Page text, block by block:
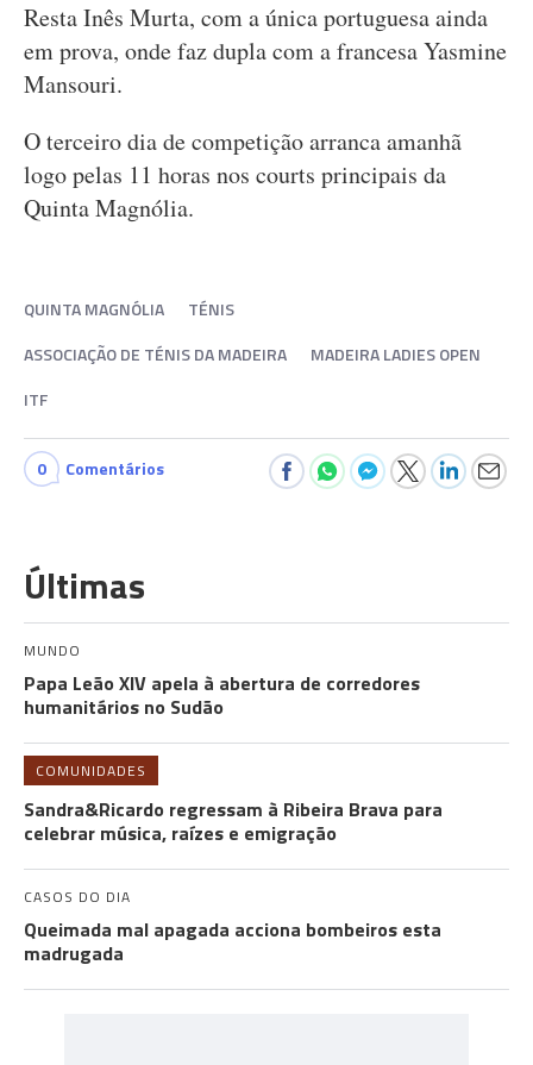
Resta Inês Murta, com a única portuguesa ainda
em prova, onde faz dupla com a francesa Yasmine
Mansouri.
O terceiro dia de competição arranca amanhã
logo pelas 11 horas nos courts principais da
Quinta Magnólia.
QUINTA MAGNÓLIA
TÉNIS
ASSOCIAÇÃO DE TÉNIS DA MADEIRA
MADEIRA LADIES OPEN
ITF
0 Comentários
Últimas
MUNDO
Papa Leão XIV apela à abertura de corredores
humanitários no Sudão
COMUNIDADES
Sandra&Ricardo regressam à Ribeira Brava para
celebrar música, raízes e emigração
CASOS DO DIA
Queimada mal apagada acciona bombeiros esta
madrugada